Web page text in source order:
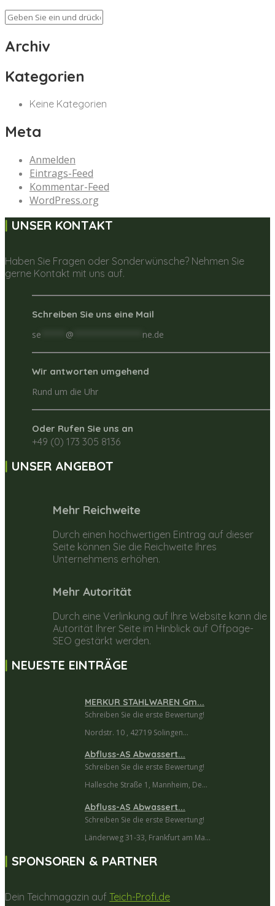
Archiv
Kategorien
Keine Kategorien
Meta
Anmelden
Eintrags-Feed
Kommentar-Feed
WordPress.org
UNSER KONTAKT
Haben Sie Fragen oder Sonderwünsche? Nehmen Sie
gerne Kontakt mit uns auf.
Schreiben Sie uns eine Mail
se
@ ne.de
Wir antworten umgehend
Rund um die Uhr
Oder Rufen Sie uns an
+49 (0) 173 305 8136
UNSER ANGEBOT
Mehr Reichweite
Durch einen hochwertigen Eintrag auf dieser
Seite können Sie die Reichweite Ihres
Unternehmens erhöhen.
Mehr Autorität
Durch eine Verlinkung auf Ihre Website kann die
Autorität Ihrer Seite im Hinblick auf Offpage-
SEO gestärkt werden.
NEUESTE EINTRÄGE
MERKUR STAHLWAREN Gm...
Schreiben Sie die erste Bewertung!
Nordstr. 10 , 42719 Solingen...
Abfluss-AS Abwassert...
Schreiben Sie die erste Bewertung!
Hallesche Straße 1, Mannheim, De...
Abfluss-AS Abwassert...
Schreiben Sie die erste Bewertung!
Länderweg 31-33, Frankfurt am Ma...
SPONSOREN & PARTNER
Dein Teichmagazin auf Teich-Profi.de